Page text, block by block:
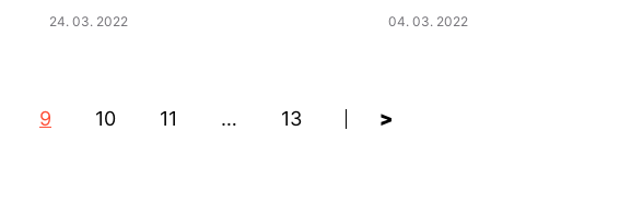
24. 03. 2022 04. 03. 2022
9 10 11 … 13 >